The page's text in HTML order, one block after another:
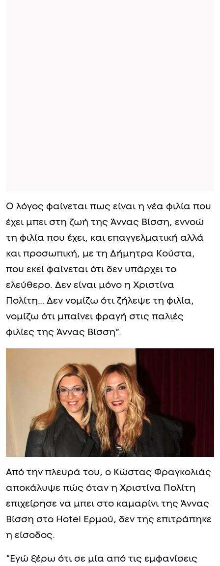
Ο λόγος φαίνεται πως είναι η νέα φιλία που
έχει μπει στη ζωή της Άννας Βίσση, εννοώ
τη φιλία που έχει, και επαγγελματική αλλά
και προσωπική, με τη Δήμητρα Κούστα,
που εκεί φαίνεται ότι δεν υπάρχει το
ελεύθερο. Δεν είναι μόνο η Χριστίνα
Πολίτη… Δεν νομίζω ότι ζήλεψε τη φιλία,
νομίζω ότι μπαίνει φραγή στις παλιές
φιλίες της Άννας Βίσση”.
Από την πλευρά του, ο Κώστας Φραγκολιάς
αποκάλυψε πώς όταν η Χριστίνα Πολίτη
επιχείρησε να μπει στο καμαρίνι της Άννας
Βίσση στο Hotel Ερμού, δεν της επιτράπηκε
η είσοδος.
“Εγώ ξέρω ότι σε μία από τις εμφανίσεις